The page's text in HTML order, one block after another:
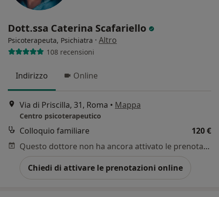
Dott.ssa Caterina Scafariello
Psicoterapeuta, Psichiatra · Altro
108 recensioni
Indirizzo Online
Via di Priscilla, 31, Roma • Mappa
Centro psicoterapeutico
Colloquio familiare
120 €
Questo dottore non ha ancora attivato le prenotazioni online presso questo indirizzo.
Chiedi di attivare le prenotazioni online